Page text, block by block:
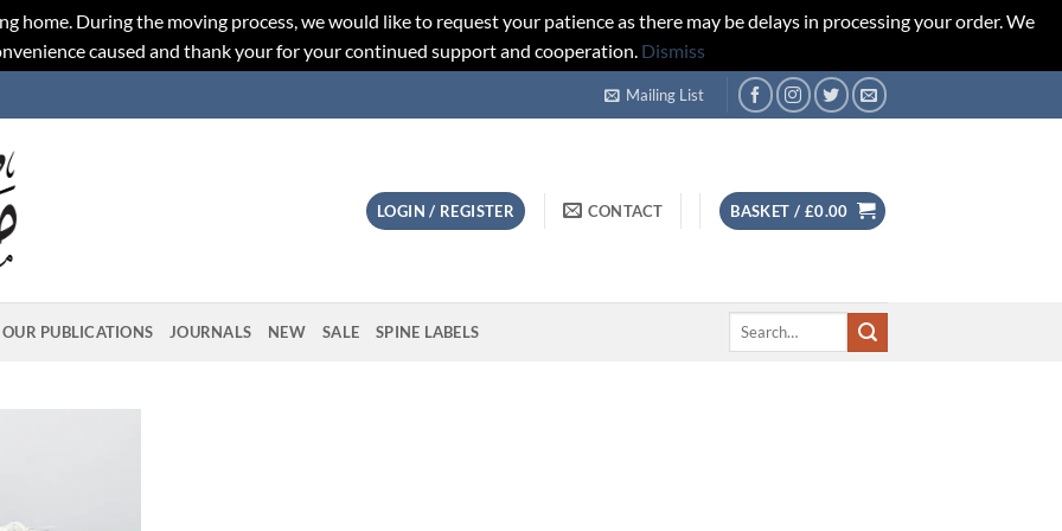
home. During the moving process, we would like to request your patience as there may be delays in processing your order. We
caused and thank your for your continued support and cooperation. Dismiss
Mailing List
LOGIN / REGISTER CONTACT BASKET / £0.00
OUR PUBLICATIONS JOURNALS NEW SALE SPINE LABELS
Search